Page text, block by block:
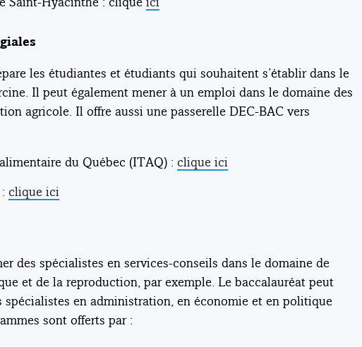
les étudiantes et étudiants qui souhaitent s’établir dans le
Il peut également mener à un emploi dans le domaine des
agricole. Il offre aussi une passerelle DEC-BAC vers
du Québec (ITAQ) : clique ici
clique ici
des spécialistes en services-conseils dans le domaine de
et de la reproduction, par exemple. Le baccalauréat peut
spécialistes en administration, en économie et en politique
sont offerts par :